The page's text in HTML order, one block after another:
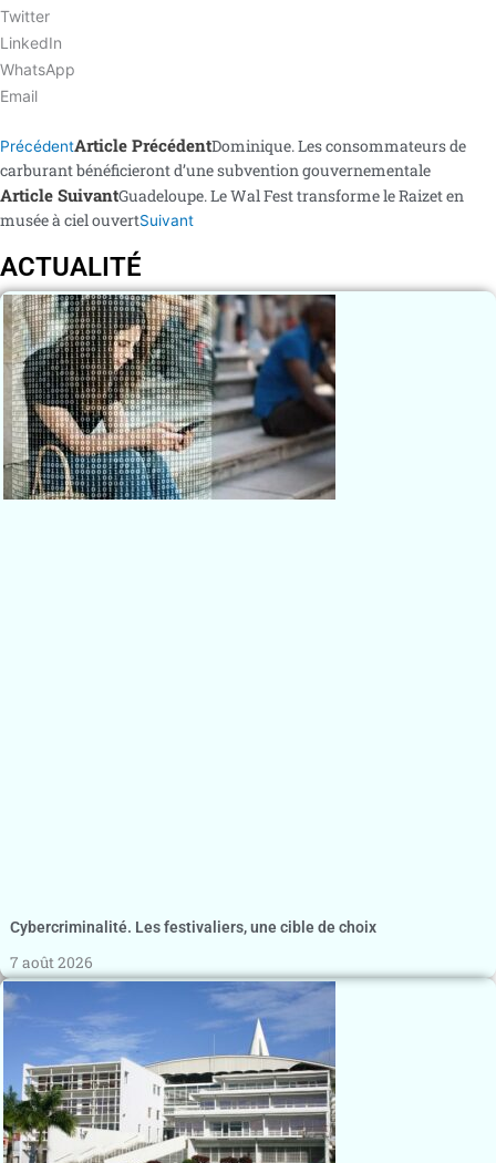
Twitter
LinkedIn
WhatsApp
Email
PrécédentArticle PrécédentDominique. Les consommateurs de
carburant bénéficieront d’une subvention gouvernementale
Article SuivantGuadeloupe. Le Wal Fest transforme le Raizet en
musée à ciel ouvertSuivant
ACTUALITÉ
Cybercriminalité. Les festivaliers, une cible de choix
7 août 2026